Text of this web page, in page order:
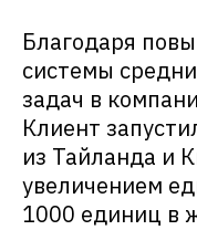
Благодаря
системы
задач в
Клиент
из Тайланда и
увеличением
1000 единиц в